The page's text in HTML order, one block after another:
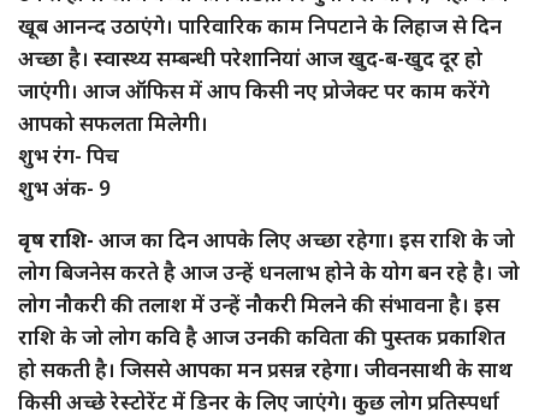
खूब आनन्द उठाएंगे। पारिवारिक काम निपटाने के लिहाज से दिन
अच्छा है। स्वास्थ्य सम्बन्धी परेशानियां आज खुद-ब-खुद दूर हो
जाएंगी। आज ऑफिस में आप किसी नए प्रोजेक्ट पर काम करेंगे
आपको सफलता मिलेगी।
शुभ रंग- पिच
शुभ अंक- 9
वृष राशि- आज का दिन आपके लिए अच्छा रहेगा। इस राशि के जो
लोग बिजनेस करते है आज उन्हें धनलाभ होने के योग बन रहे है। जो
लोग नौकरी की तलाश में उन्हें नौकरी मिलने की संभावना है। इस
राशि के जो लोग कवि है आज उनकी कविता की पुस्तक प्रकाशित
हो सकती है। जिससे आपका मन प्रसन्न रहेगा। जीवनसाथी के साथ
किसी अच्छे रेस्टोरेंट में डिनर के लिए जाएंगे। कुछ लोग प्रतिस्पर्धा